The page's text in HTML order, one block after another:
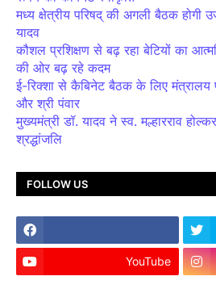
मध्य क्षेत्रीय परिषद् की अगली बैठक होगी
यादव
कौशल प्रशिक्षण से बढ़ रहा बेटियों का
की ओर बढ़ रहे कदम
ई-रिक्शा से कैबिनेट बैठक के लिए मंत्रालय
और श्री पंवार
मुख्यमंत्री डॉ. यादव ने स्व. मल्हारराव
श्रद्धांजलि
FOLLOW US
YouTube